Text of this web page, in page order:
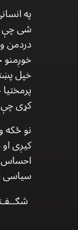
په
شی چې
دردمن
خپل
کړی
نو ځکه
کيږی
احساس
سیاسی